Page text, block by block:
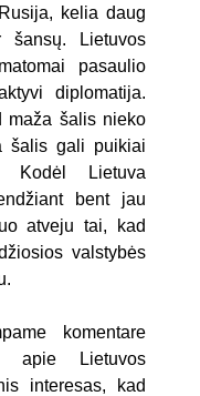
kelia daug
šansų. Lietuvos
pasaulio
diplomatija.
maža šalis nieko
šalis gali puikiai
Kodėl Lietuva
bent jau
atveju tai, kad
valstybės
komentare
apie Lietuvos
interesas, kad